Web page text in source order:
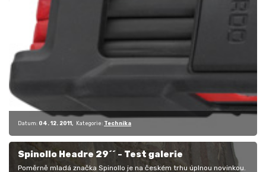
Datum: 04. 12. 2011 Kategorie: Technika
Spinollo Headre 29´´ - Test galerie
Poměrně mladá značka Spinollo je na českém trhu úplnou novinkou.